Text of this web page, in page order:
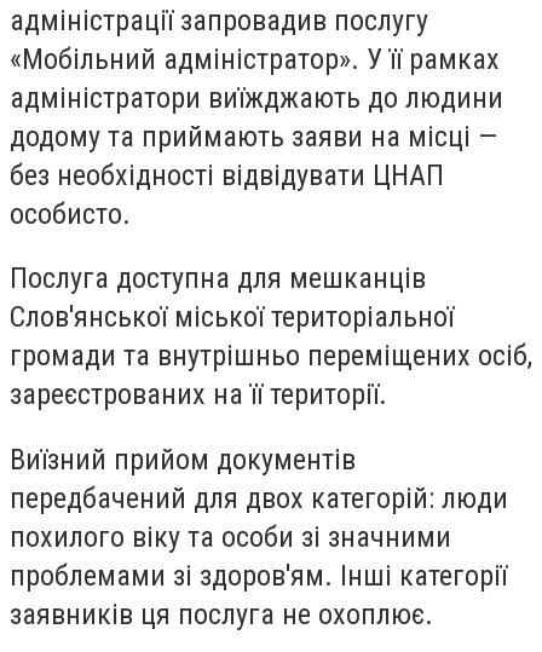
адміністрації запровадив послугу
«Мобільний адміністратор». У її рамках
адміністратори виїжджають до людини
додому та приймають заяви на місці —
без необхідності відвідувати ЦНАП
особисто.
Послуга доступна для мешканців
Слов'янської міської територіальної
громади та внутрішньо переміщених осіб,
зареєстрованих на її території.
Виїзний прийом документів
передбачений для двох категорій: люди
похилого віку та особи зі значними
проблемами зі здоров'ям. Інші категорії
заявників ця послуга не охоплює.